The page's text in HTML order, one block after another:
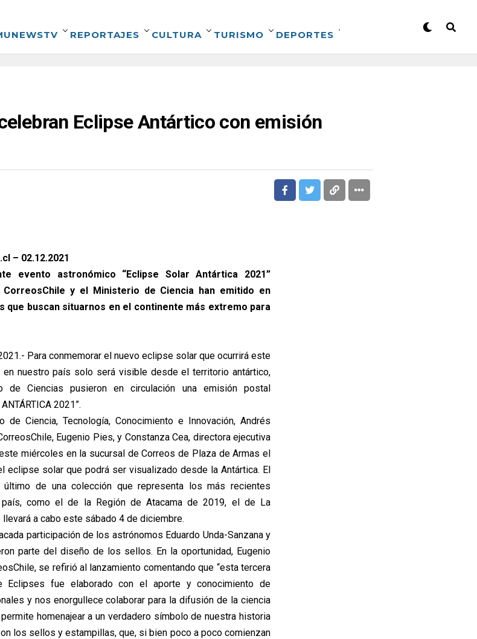
REPORTAJES CULTURA TURISMO DEPORTES
Eclipse Antártico con emisión
– 02.12.2021
evento astronómico “Eclipse Solar Antártica 2021”
y el Ministerio de Ciencia han emitido en
que buscan situarnos en el continente más extremo para
Para conmemorar el nuevo eclipse solar que ocurrirá este
nuestro país solo será visible desde el territorio antártico,
de Ciencias pusieron en circulación una emisión postal
2021”.
Ciencia, Tecnología, Conocimiento e Innovación, Andrés
Eugenio Pies, y Constanza Cea, directora ejecutiva
miércoles en la sucursal de Correos de Plaza de Armas el
eclipse solar que podrá ser visualizado desde la Antártica. El
de una colección que representa los más recientes
como el de la Región de Atacama de 2019, el de La
a cabo este sábado 4 de diciembre.
participación de los astrónomos Eduardo Unda-Sanzana y
parte del diseño de los sellos. En la oportunidad, Eugenio
se refirió al lanzamiento comentando que “esta tercera
fue elaborado con el aporte y conocimiento de
y nos enorgullece colaborar para la difusión de la ciencia
homenajear a un verdadero símbolo de nuestra historia
los sellos y estampillas, que, si bien poco a poco comienzan